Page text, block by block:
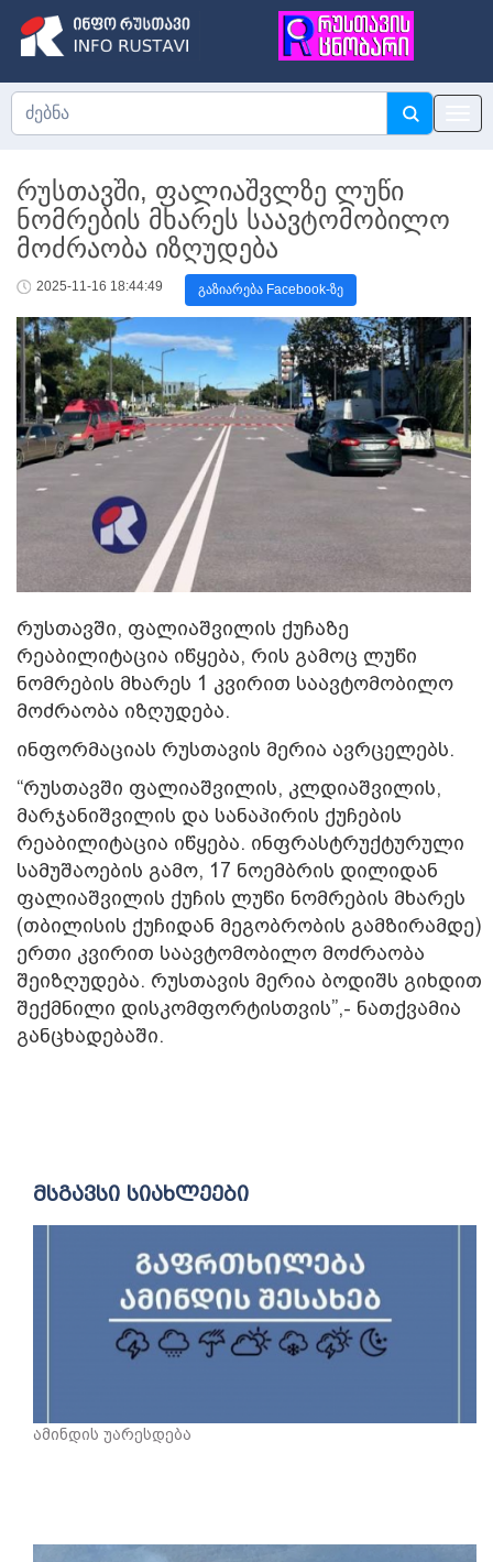
რუსთავში, ფალიაშვლზე ლუწი
ნომრების მხარეს საავტომობილო
მოძრაობა იზღუდება
2025-11-16 18:44:49 გაზიარება Facebook-ზე
რუსთავში, ფალიაშვილის ქუჩაზე
რეაბილიტაცია იწყება, რის გამოც ლუწი
ნომრების მხარეს 1 კვირით საავტომობილო
მოძრაობა იზღუდება.
ინფორმაციას რუსთავის მერია ავრცელებს.
“რუსთავში ფალიაშვილის, კლდიაშვილის,
მარჯანიშვილის და სანაპირის ქუჩების
რეაბილიტაცია იწყება. ინფრასტრუქტურული
სამუშაოების გამო, 17 ნოემბრის დილიდან
ფალიაშვილის ქუჩის ლუწი ნომრების მხარეს
(თბილისის ქუჩიდან მეგობრობის გამზირამდე)
ერთი კვირით საავტომობილო მოძრაობა
შეიზღუდება. რუსთავის მერია ბოდიშს გიხდით
შექმნილი დისკომფორტისთვის”,- ნათქვამია
განცხადებაში.
მსგავსი სიახლეები
ამინდის უარესდება